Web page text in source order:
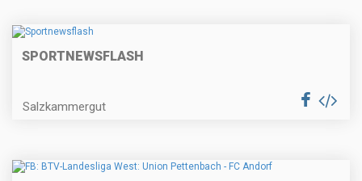
SPORTNEWSFLASH
Salzkammergut